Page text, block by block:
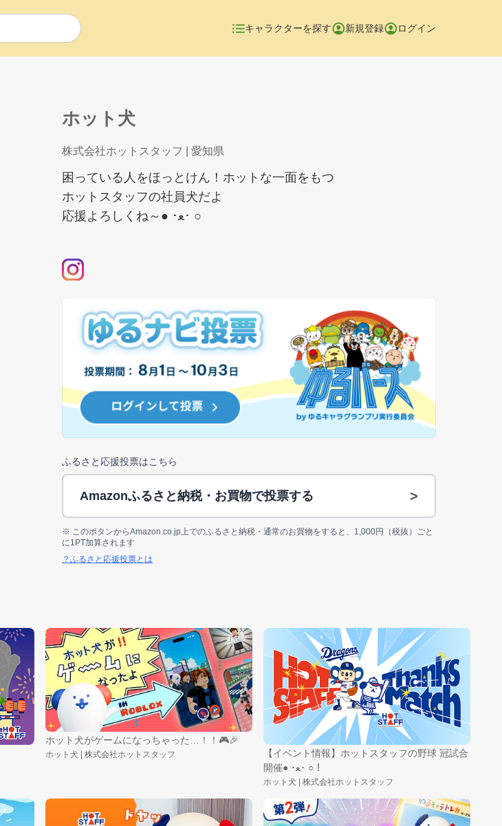
キャラクターを探す 新規登録 ログイン
ホット犬
株式会社ホットスタッフ | 愛知県
困っている人をほっとけん！ホットな一面をもつ
ホットスタッフの社員犬だよ
応援よろしくね～● ･ﻌ･ ○
ふるさと応援投票はこちら
Amazonふるさと納税・お買物で投票する >
※ このボタンからAmazon.co.jp上でのふるさと納税・通常のお買物をすると、1,000円（税抜）ごと
に1PT加算されます
？ふるさと応援投票とは
ホット犬がゲームになっちゃった…！！🎮🎉
ホット犬 | 株式会社ホットスタッフ
【イベント情報】ホットスタッフの野球 冠試合
開催● ･ﻌ･ ○！
ホット犬 | 株式会社ホットスタッフ